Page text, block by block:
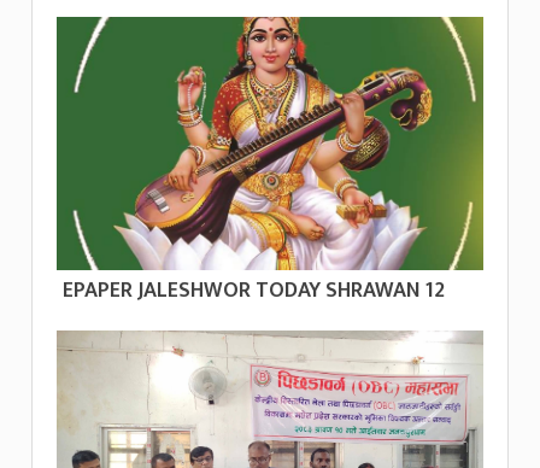
EPAPER JALESHWOR TODAY SHRAWAN 12